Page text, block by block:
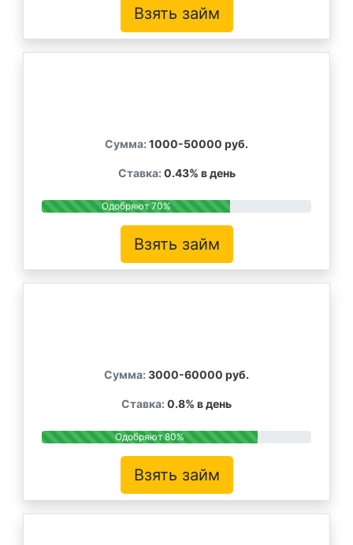
Взять займ
Сумма: 1000-50000 руб.
Ставка: 0.43% в день
Одобряют 70%
Взять займ
Сумма: 3000-60000 руб.
Ставка: 0.8% в день
Одобряют 80%
Взять займ